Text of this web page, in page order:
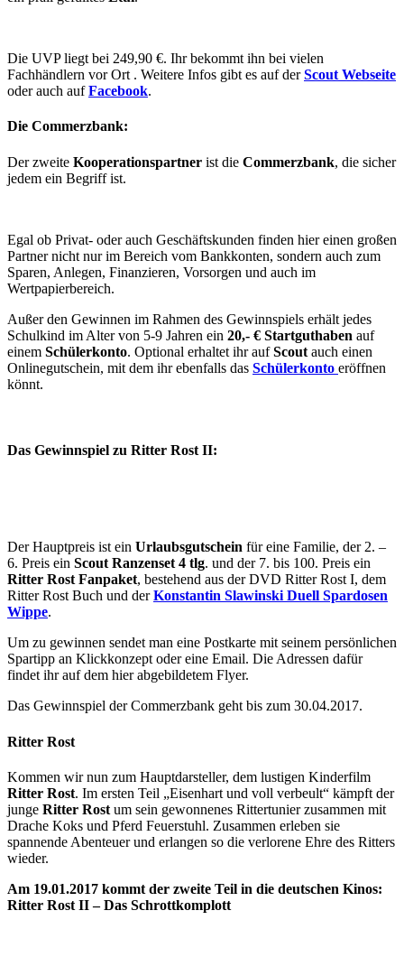
Die UVP liegt bei 249,90 €. Ihr bekommt ihn bei vielen
Fachhändlern vor Ort . Weitere Infos gibt es auf derScout Webseite
oder auch aufFacebook.
Die Commerzbank:
Der zweite Kooperationspartner ist die Commerzbank, die sicher
jedem ein Begriff ist.
Egal ob Privat- oder auch Geschäftskunden finden hier einen großen
Partner nicht nur im Bereich vom Bankkonten, sondern auch zum
Sparen, Anlegen, Finanzieren, Vorsorgen und auch im
Wertpapierbereich.
Außer den Gewinnen im Rahmen des Gewinnspiels erhält jedes
Schulkind im Alter von 5-9 Jahren ein 20,- € Startguthaben auf
einem Schülerkonto. Optional erhaltet ihr aufScout auch einen
Onlinegutschein, mit dem ihr ebenfalls das Schülerkonto eröffnen
könnt.
Das Gewinnspiel zu Ritter Rost II:
Der Hauptpreis ist ein Urlaubsgutschein für eine Familie, der 2. –
6. Preis ein Scout Ranzenset 4 tlg. und der 7. bis 100. Preis ein
Ritter Rost Fanpaket, bestehend aus der DVD Ritter Rost I, dem
Ritter Rost Buch und derKonstantin Slawinski Duell Spardosen
Wippe.
Um zu gewinnen sendet man eine Postkarte mit seinem persönlichen
Spartipp an Klickkonzept oder eine Email. Die Adressen dafür
findet ihr auf dem hier abgebildetem Flyer.
Das Gewinnspiel der Commerzbank geht bis zum 30.04.2017.
Ritter Rost
Kommen wir nun zum Hauptdarsteller, dem lustigen Kinderfilm
Ritter Rost. Im ersten Teil „Eisenhart und voll verbeult“ kämpft der
junge Ritter Rost um sein gewonnenes Rittertunier zusammen mit
Drache Koks und Pferd Feuerstuhl. Zusammen erleben sie
spannende Abenteuer und erlangen so die verlorene Ehre des Ritters
wieder.
Am 19.01.2017 kommt der zweite Teil in die deutschen Kinos:
Ritter Rost II – Das Schrottkomplott